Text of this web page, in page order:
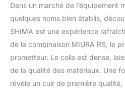
aux
de
de
Dans un marché de l’équipement
quelques noms bien établis,
SHIMA est une expérience
de la combinaison MIURA RS, le
prometteur. Le colis est dense,
de la qualité des matériaux. Une
révèle un cuir de première